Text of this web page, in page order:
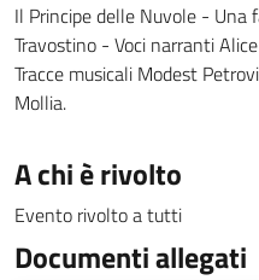
Il Principe delle Nuvole - Una
Travostino - Voci narranti
Tracce musicali Modest
Mollia.
A chi è rivolto
Evento rivolto a tutti
Documenti allegati